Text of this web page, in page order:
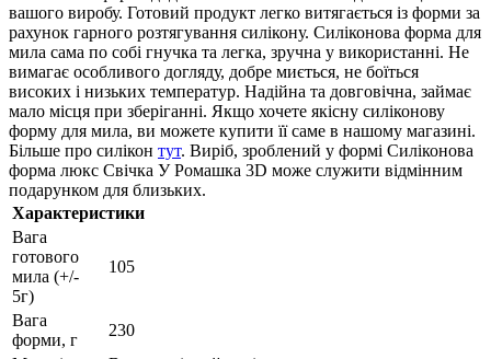
вашого виробу. Готовий продукт легко витягається із форми за
рахунок гарного розтягування силікону. Силіконова форма для
мила сама по собі гнучка та легка, зручна у використанні. Не
вимагає особливого догляду, добре миється, не боїться
високих і низьких температур. Надійна та довговічна, займає
мало місця при зберіганні. Якщо хочете якісну силіконову
форму для мила, ви можете купити її саме в нашому магазині.
Більше про силікон тут. Виріб, зроблений у формі Силіконова
форма люкс Свічка У Ромашка 3D може служити відмінним
подарунком для близьких.
Характеристики
Вага
готового
мила (+/-
5г)
105
Вага
форми, г
230